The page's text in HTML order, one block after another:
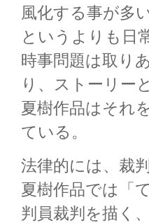
風化する事が多
というよりも日
時事問題は取り
り、ストーリー
夏樹作品はそれ
ている。
法律的には、裁
夏樹作品では「
判員裁判を描く